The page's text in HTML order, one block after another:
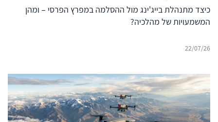
כיצד מתנהלת בייג'ינג מול ההסלמה במפרץ הפרסי – ומהן
המשמעויות של מהלכיה?
22/07/26